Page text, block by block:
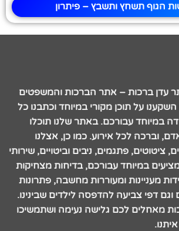
הגוף תשחץ ותשבץ – פיתרון
עדן ברכות – אתר הברכות והמשפטים
על תוכן מקורי במיוחד וכתבנו כל
במיוחד עבורכם. באתר שלנו תוכלו
וברכה לכל אירוע. כמו כן, אצלנו
ציטוטים, פתגמים, ניבים וביטויים, שירותי
במיוחד עבורכם, בדיחות מצחיקות
מעניינות ומעוררות מחשבה, פתרונות
דפי צביעה להדפסה לילדים שבינינו.
מאחלים לכם גלישה נעימה ושתמשיכו